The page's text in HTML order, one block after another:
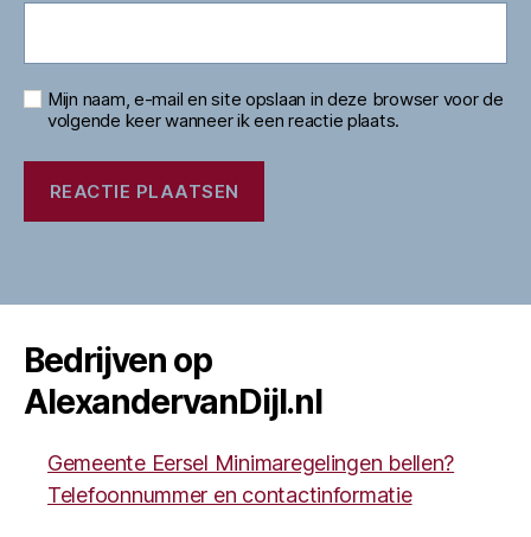
Mijn naam, e-mail en site opslaan in deze browser voor de
volgende keer wanneer ik een reactie plaats.
Bedrijven op
AlexandervanDijl.nl
Gemeente Eersel Minimaregelingen bellen?
Telefoonnummer en contactinformatie